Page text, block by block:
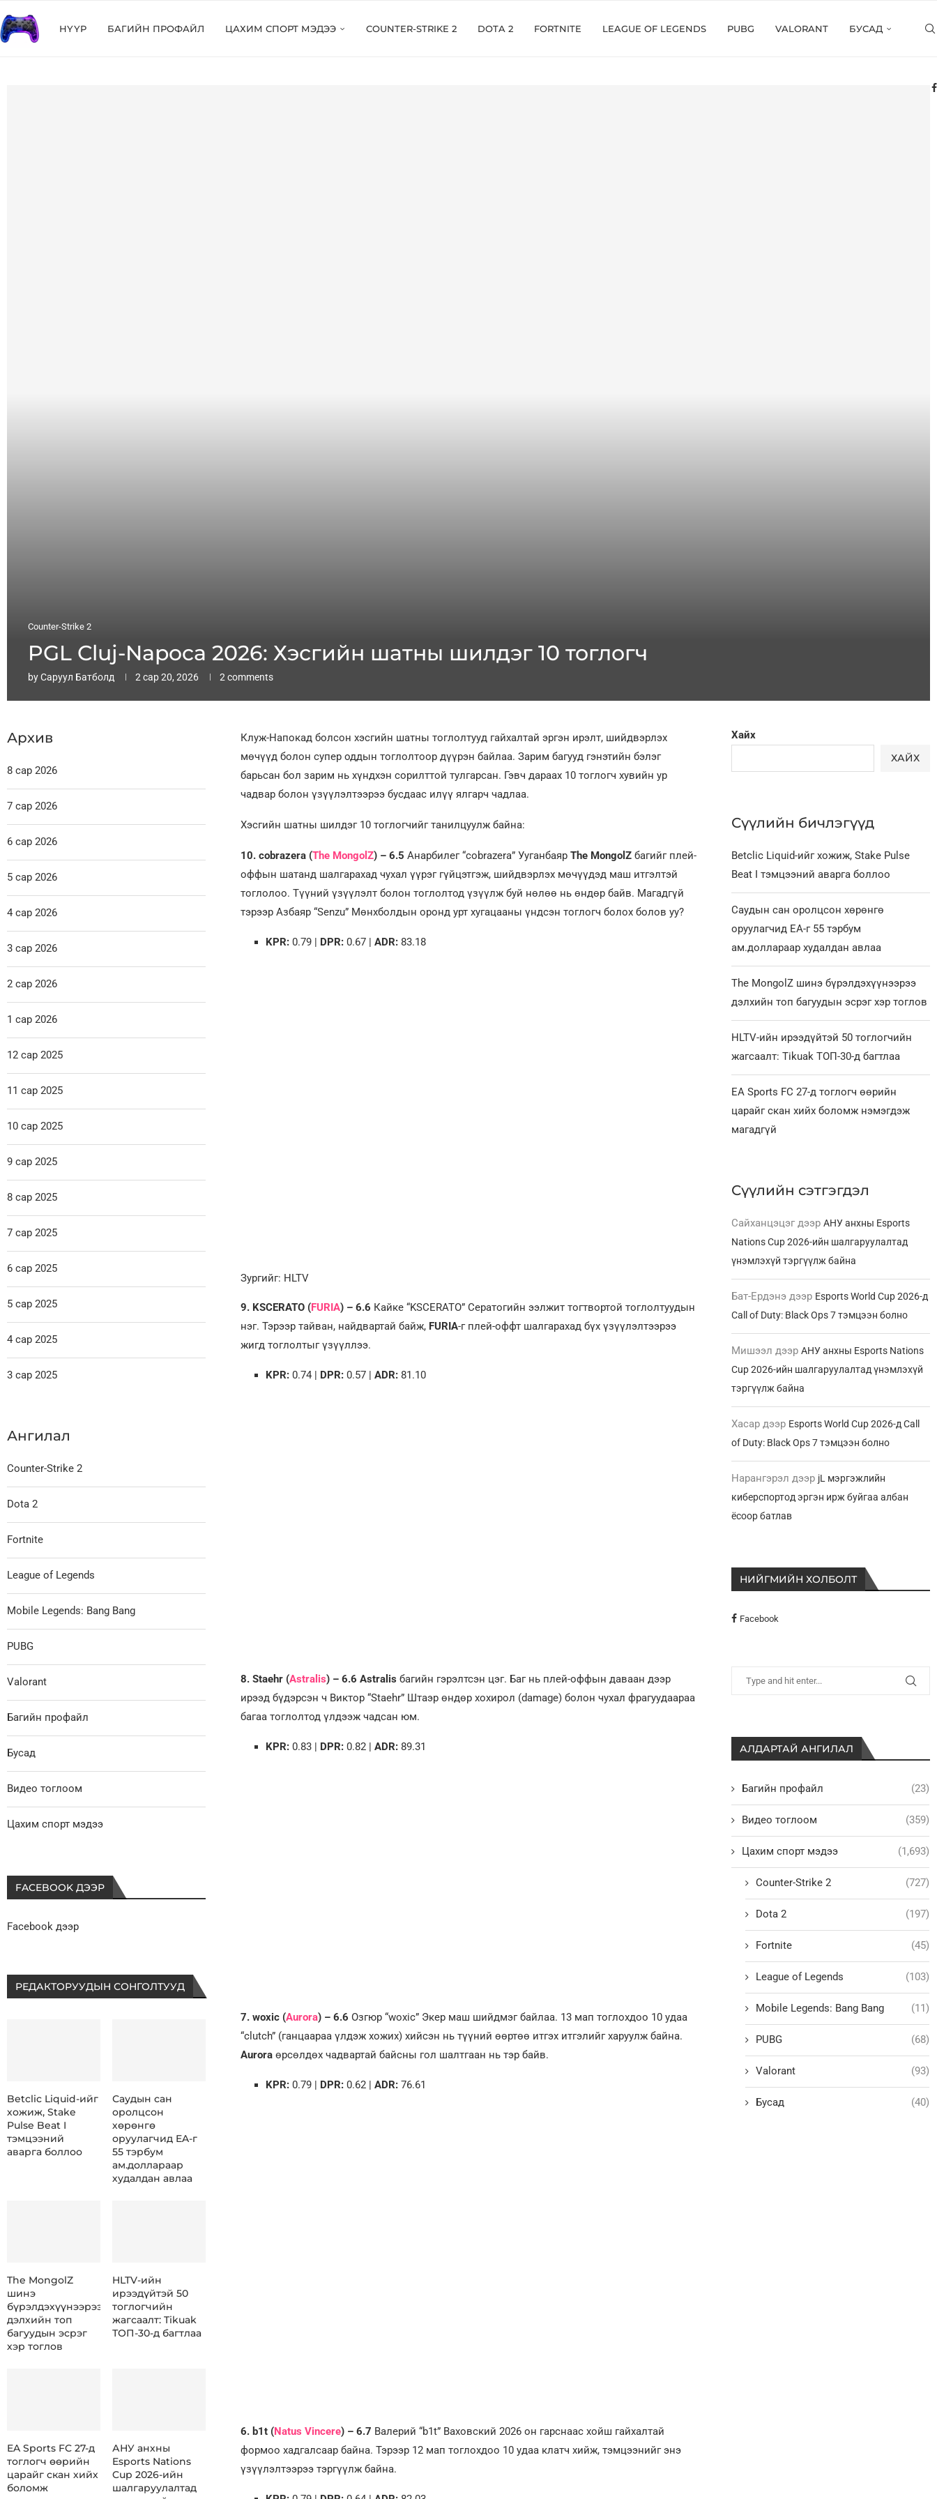
НҮҮР БАГИЙН ПРОФАЙЛ ЦАХИМ СПОРТ МЭДЭЭ COUNTER-STRIKE 2 DOTA 2 FORTNITE LEAGUE OF LEGENDS PUBG VALORANT БУСАД
Counter-Strike 2
PGL Cluj-Napoca 2026: Хэсгийн шатны шилдэг 10 тоглогч
byСаруул Батболд 2 сар 20, 2026 2 comments
Клуж-Напокад болсон хэсгийн шатны тоглолтууд гайхалтай эргэн ирэлт, шийдвэрлэх
мөчүүд болон супер оддын тоглолтоор дүүрэн байлаа. Зарим багууд гэнэтийн бэлэг
барьсан бол зарим нь хүндхэн сорилттой тулгарсан. Гэвч дараах 10 тоглогч хувийн ур
чадвар болон үзүүлэлтээрээ бусдаас илүү ялгарч чадлаа.
Хэсгийн шатны шилдэг 10 тоглогчийг танилцуулж байна:
10. cobrazera (The MongolZ) – 6.5 Анарбилег “cobrazera” Ууганбаяр The MongolZбагийг плей-
оффын шатанд шалгарахад чухал үүрэг гүйцэтгэж, шийдвэрлэх мөчүүдэд маш итгэлтэй
тоглолоо. Түүний үзүүлэлт болон тоглолтод үзүүлж буй нөлөө нь өндөр байв. Магадгүй
тэрээр Азбаяр “Senzu” Мөнхболдын оронд урт хугацааны үндсэн тоглогч болох болов уу?
KPR:0.79 | DPR:0.67 | ADR:83.18
Зургийг: HLTV
9. KSCERATO (FURIA) – 6.6 Кайке “KSCERATO” Сератогийн ээлжит тогтвортой тоглолтуудын
нэг. Тэрээр тайван, найдвартай байж, FURIA-г плей-оффт шалгарахад бүх үзүүлэлтээрээ
жигд тоглолтыг үзүүллээ.
KPR:0.74 | DPR:0.57 | ADR:81.10
8. Staehr (Astralis) – 6.6 Astralis багийн гэрэлтсэн цэг. Баг нь плей-оффын даваан дээр
ирээд бүдэрсэн ч Виктор “Staehr” Штаэр өндөр хохирол (damage) болон чухал фрагуудаараа
багаа тоглолтод үлдээж чадсан юм.
KPR:0.83 | DPR:0.82 | ADR:89.31
7. woxic (Aurora) – 6.6 Озгюр “woxic” Экер маш шийдмэг байлаа. 13 мап тоглохдоо 10 удаа
“clutch” (ганцаараа үлдэж хожих) хийсэн нь түүний өөртөө итгэх итгэлийг харуулж байна.
Auroraөрсөлдөх чадвартай байсны гол шалтгаан нь тэр байв.
KPR:0.79 | DPR:0.62 | ADR:76.61
6. b1t (Natus Vincere) – 6.7 Валерий “b1t” Ваховский 2026 он гарснаас хойш гайхалтай
формоо хадгалсаар байна. Тэрээр 12 мап тоглохдоо 10 удаа клатч хийж, тэмцээнийг энэ
үзүүлэлтээрээ тэргүүлж байна.
Хайх
ХАЙХ
Сүүлийн бичлэгүүд
Betclic Liquid-ийг хожиж, Stake Pulse
Beat I тэмцээний аварга боллоо
Саудын сан оролцсон хөрөнгө
оруулагчид EA-г 55 тэрбум
ам.доллараар худалдан авлаа
The MongolZ шинэ бүрэлдэхүүнээрээ
дэлхийн топ багуудын эсрэг хэр тоглов
HLTV-ийн ирээдүйтэй 50 тоглогчийн
жагсаалт: Tikuak ТОП-30-д багтлаа
EA Sports FC 27-д тоглогч өөрийн
царайг скан хийх боломж нэмэгдэж
магадгүй
Сүүлийн сэтгэгдэл
Сайханцэцэг дээрАНУ анхны Esports
Nations Cup 2026-ийн шалгаруулалтад
үнэмлэхүй тэргүүлж байна
Бат-Ердэнэ дээр Esports World Cup 2026-д
Call of Duty: Black Ops 7 тэмцээн болно
Мишээл дээрАНУ анхны Esports Nations
Cup 2026-ийн шалгаруулалтад үнэмлэхүй
тэргүүлж байна
Хасар дээр Esports World Cup 2026-д Call
of Duty: Black Ops 7 тэмцээн болно
Нарангэрэл дээр jL мэргэжлийн
киберспортод эргэн ирж буйгаа албан
ёсоор батлав
НИЙГМИЙН ХОЛБОЛТ
Facebook
АЛДАРТАЙ АНГИЛАЛ
Багийн профайл (23)
Видео тоглоом (359)
Цахим спорт мэдээ (1,693)
Counter-Strike 2 (727)
Dota 2 (197)
Fortnite (45)
League of Legends (103)
Mobile Legends: Bang Bang (11)
PUBG (68)
Valorant (93)
Бусад (40)
Архив
8 сар 2026
7 сар 2026
6 сар 2026
5 сар 2026
4 сар 2026
3 сар 2026
2 сар 2026
1 сар 2026
12 сар 2025
11 сар 2025
10 сар 2025
9 сар 2025
8 сар 2025
7 сар 2025
6 сар 2025
5 сар 2025
4 сар 2025
3 сар 2025
Ангилал
Counter-Strike 2
Dota 2
Fortnite
League of Legends
Mobile Legends: Bang Bang
PUBG
Valorant
Багийн профайл
Бусад
Видео тоглоом
Цахим спорт мэдээ
FACEBOOK ДЭЭР
Facebook дээр
РЕДАКТОРУУДЫН СОНГОЛТУУД
Betclic Liquid-ийг
хожиж, Stake
Pulse Beat I
тэмцээний
аварга боллоо
Саудын сан
оролцсон
хөрөнгө
оруулагчид EA-г
55 тэрбум
ам.доллараар
худалдан авлаа
The MongolZ
шинэ
бүрэлдэхүүнээрээ
дэлхийн топ
багуудын эсрэг
хэр тоглов
HLTV-ийн
ирээдүйтэй 50
тоглогчийн
жагсаалт: Tikuak
ТОП-30-д багтлаа
EA Sports FC 27-д
тоглогч өөрийн
царайг скан хийх
боломж
АНУ анхны
Esports Nations
Cup 2026-ийн
шалгаруулалтад